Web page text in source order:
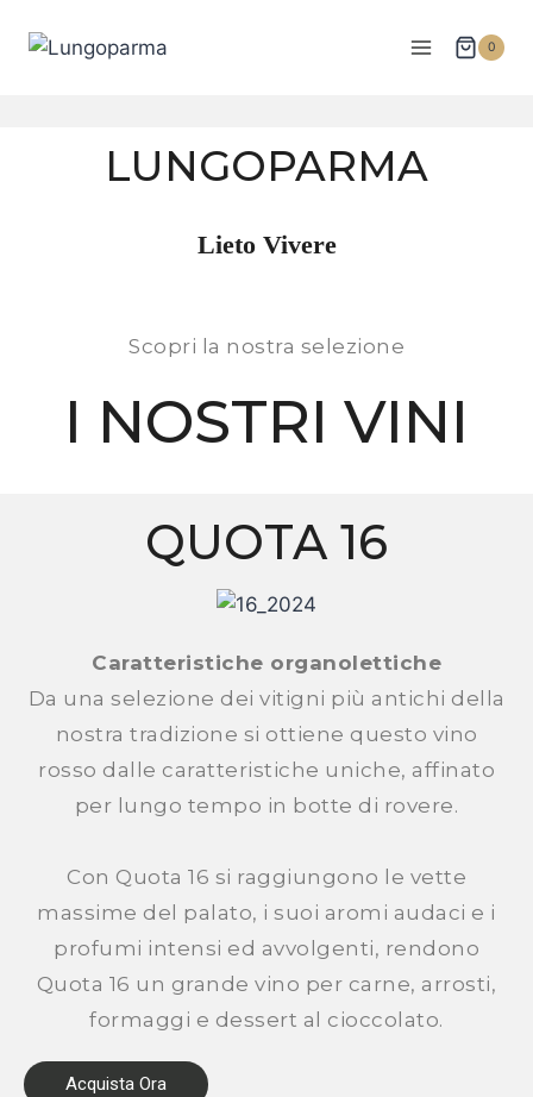
0
LUNGOPARMA
Lieto Vivere
Scopri la nostra selezione
I NOSTRI VINI
QUOTA 16
Caratteristiche organolettiche
Da una selezione dei vitigni più antichi della
nostra tradizione si ottiene questo vino
rosso dalle caratteristiche uniche, affinato
per lungo tempo in botte di rovere.
Con Quota 16 si raggiungono le vette
massime del palato, i suoi aromi audaci e i
profumi intensi ed avvolgenti, rendono
Quota 16 un grande vino per carne, arrosti,
formaggi e dessert al cioccolato.
Acquista Ora